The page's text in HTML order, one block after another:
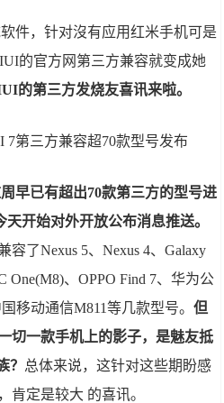
件，针对沒有应用红米手机可是
的官方网第三方兼容就变成她
的第三方发烧友喜讯来啦。
早已有超出70款第三方的型号进
开始对外开放公布消息推送。
了Nexus 5、Nexus 4、Galaxy
One(M8)、OPPO Find 7、华为公
移动通信M811等几款型号。但
切一款手机上的影子，是魅友抵
？ 总体来说，这针对这些期盼感
肯定是较大 的喜讯。